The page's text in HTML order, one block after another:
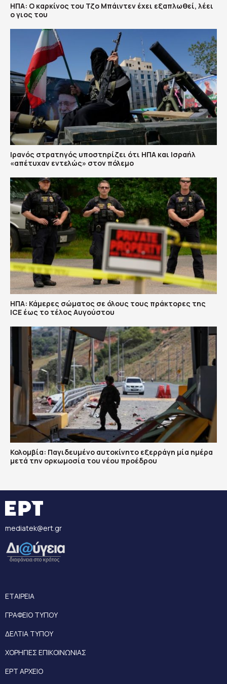
ΗΠΑ: Ο καρκίνος του Τζο Μπάιντεν έχει εξαπλωθεί, λέει
ο γιος του
Ιρανός στρατηγός υποστηρίζει ότι ΗΠΑ και Ισραήλ
«απέτυχαν εντελώς» στον πόλεμο
ΗΠΑ: Κάμερες σώματος σε όλους τους πράκτορες της
ICE έως το τέλος Αυγούστου
Κολομβία: Παγιδευμένο αυτοκίνητο εξερράγη μία ημέρα
μετά την ορκωμοσία του νέου προέδρου
mediatek@ert.gr
ΕΤΑΙΡΕΙΑ
ΓΡΑΦΕΙΟ ΤΥΠΟΥ
ΔΕΛΤΙΑ ΤΥΠΟΥ
ΧΟΡΗΓΙΕΣ ΕΠΙΚΟΙΝΩΝΙΑΣ
ΕΡΤ ΑΡΧΕΙΟ